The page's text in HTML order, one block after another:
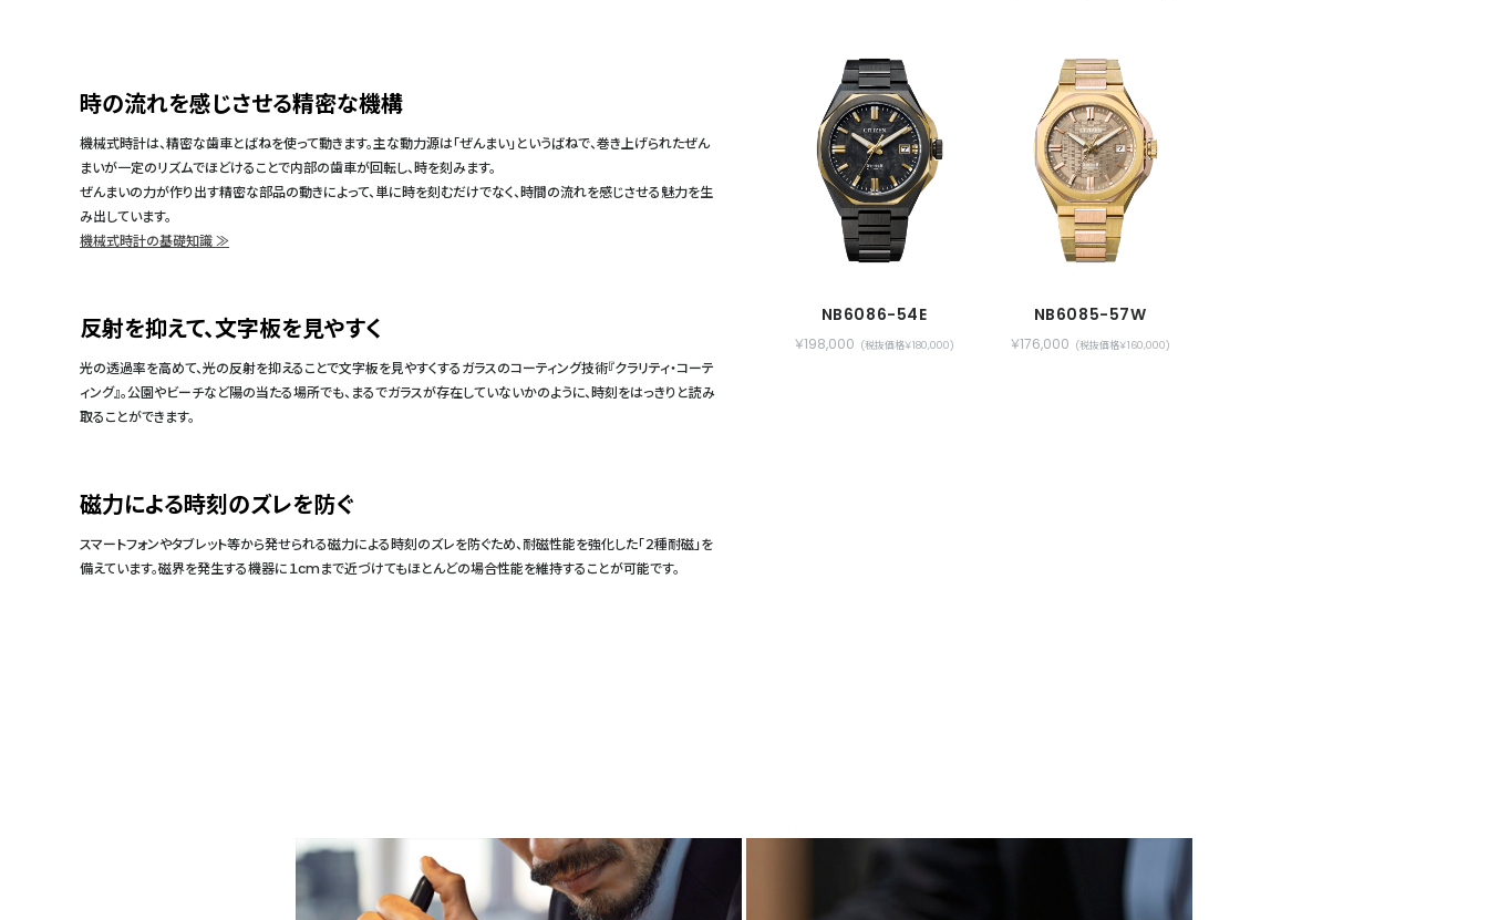
時の流れを感じさせる精密な機構
機械式時計は、精密な歯車とばねを使って動きます。主な動力源は「ぜんまい」というばねで、巻き上げられたぜん
まいが一定のリズムでほどけることで内部の歯車が回転し、時を刻みます。
ぜんまいの力が作り出す精密な部品の動きによって、単に時を刻むだけでなく、時間の流れを感じさせる魅力を生
み出しています。
機械式時計の基礎知識 ≫
反射を抑えて、文字板を見やすく
光の透過率を高めて、光の反射を抑えることで文字板を見やすくするガラスのコーティング技術『クラリティ・コーテ
ィング』。公園やビーチなど陽の当たる場所でも、まるでガラスが存在していないかのように、時刻をはっきりと読み
取ることができます。
磁力による時刻のズレを防ぐ
スマートフォンやタブレット等から発せられる磁力による時刻のズレを防ぐため、耐磁性能を強化した「２種耐磁」を
備えています。磁界を発生する機器に１cmまで近づけてもほとんどの場合性能を維持することが可能です。
NB6086-54E
￥198,000 (税抜価格￥180,000)
NB6085-57W
￥176,000 (税抜価格￥160,000)